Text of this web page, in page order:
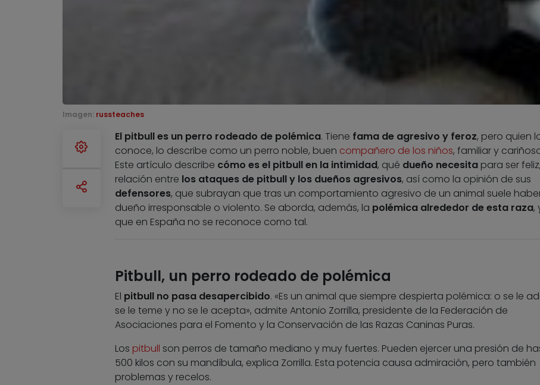
Imagen: russteaches
El pitbull es un perro rodeado de polémica. Tiene fama de agresivo y feroz, pero quien
conoce, lo describe como un perro noble, buen compañero de los niños, familiar y
Este artículo describe cómo es el pitbull en la intimidad, qué dueño necesitapara ser
relación entre los ataques de pitbull y los dueños agresivos, así como la opinión de sus
defensores, que subrayan que tras un comportamiento agresivo de un animal suele
dueño irresponsable o violento. Se aborda, además, la polémica alrededor de esta raza,
que en España no se reconoce como tal.
Pitbull, un perro rodeado de polémica
El pitbull no pasa desapercibido. «Es un animal que siempre despierta polémica: o se le
se le teme y no se le acepta», admite Antonio Zorrilla, presidente de la Federación de
Asociaciones para el Fomento y la Conservación de las Razas Caninas Puras.
Los pitbull son perros de tamaño mediano y muy fuertes. Pueden ejercer una presión de
500 kilos con su mandíbula, explica Zorrilla. Esta potencia causa admiración, pero también
problemas y recelos.